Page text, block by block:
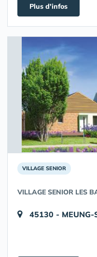
Plus d'infos
VILLAGE SENIOR
VILLAGE SENIOR LES
45130 - MEUNG-